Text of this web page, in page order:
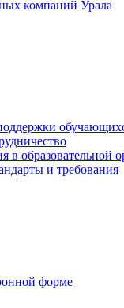
в образовательной
и требования
форме